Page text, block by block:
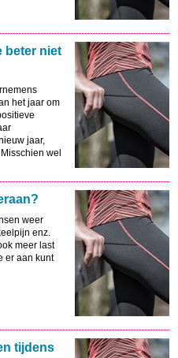
beter niet
het jaar om
jaar,
wel
weer
enz.
meer last
er aan kunt
tijdens